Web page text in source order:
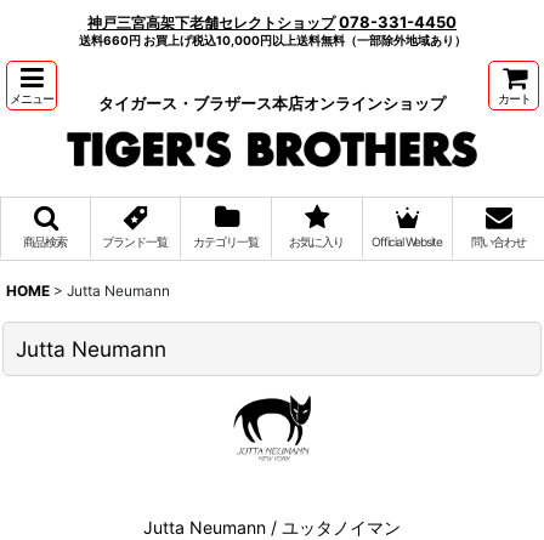
神戸三宮高架下老舗セレクトショップ 078-331-4450
送料660円 お買上げ税込10,000円以上送料無料（一部除外地域あり）
メニュー タイガース・ブラザース本店オンラインショップ カート
商品検索 ブランド一覧 カテゴリ一覧 お気に入り Official Website 問い合わせ
HOME > Jutta Neumann
Jutta Neumann
Jutta Neumann / ユッタノイマン